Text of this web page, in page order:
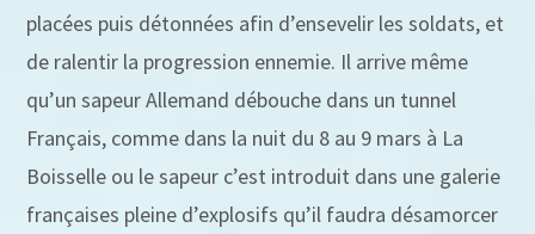
placées puis détonnées afin d’ensevelir les soldats, et
de ralentir la progression ennemie. Il arrive même
qu’un sapeur Allemand débouche dans un tunnel
Français, comme dans la nuit du 8 au 9 mars à La
Boisselle ou le sapeur c’est introduit dans une galerie
françaises pleine d’explosifs qu’il faudra désamorcer